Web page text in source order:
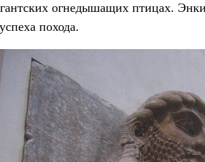
огнедышащих птицах.
похода.